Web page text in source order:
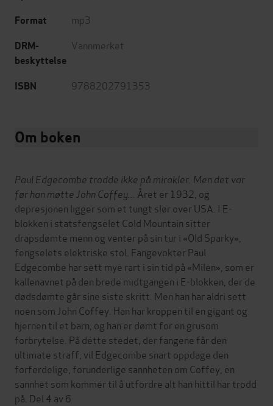
Format mp3
DRM-
beskyttelse
Vannmerket
ISBN 9788202791353
Om boken
Paul Edgecombe trodde ikke på mirakler. Men det var
før han møtte John Coffey... Året er 1932, og
depresjonen ligger som et tungt slør over USA. I E-
blokken i statsfengselet Cold Mountain sitter
drapsdømte menn og venter på sin tur i «Old Sparky»,
fengselets elektriske stol. Fangevokter Paul
Edgecombe har sett mye rart i sin tid på «Milen», som er
kallenavnet på den brede midtgangen i E-blokken, der de
dødsdømte går sine siste skritt. Men han har aldri sett
noen som John Coffey. Han har kroppen til en gigant og
hjernen til et barn, og han er dømt for en grusom
forbrytelse. På dette stedet, der fangene får den
ultimate straff, vil Edgecombe snart oppdage den
forferdelige, forunderlige sannheten om Coffey, en
sannhet som kommer til å utfordre alt han hittil har trodd
på. Del 4 av 6